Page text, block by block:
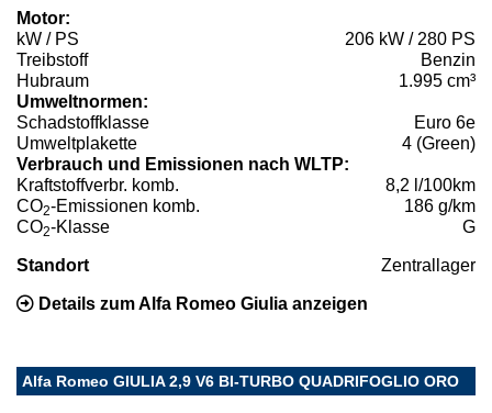
Motor:
kW / PS
206 kW / 280 PS
Treibstoff
Benzin
Hubraum
1.995 cm³
Umweltnormen:
Schadstoffklasse
Euro 6e
Umweltplakette
4 (Green)
Verbrauch und Emissionen nach WLTP:
Kraftstoffverbr. komb.
8,2 l/100km
CO2-Emissionen komb.
186 g/km
CO2-Klasse G
Standort Zentrallager
Details zum Alfa Romeo Giulia anzeigen
Alfa Romeo GIULIA 2,9 V6 BI-TURBO QUADRIFOGLIO ORO